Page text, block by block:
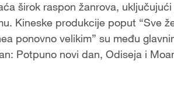
širok raspon žanrova,
Kineske produkcije poput “Sve
ponovno velikim” su među
Potpuno novi dan, Odiseja i